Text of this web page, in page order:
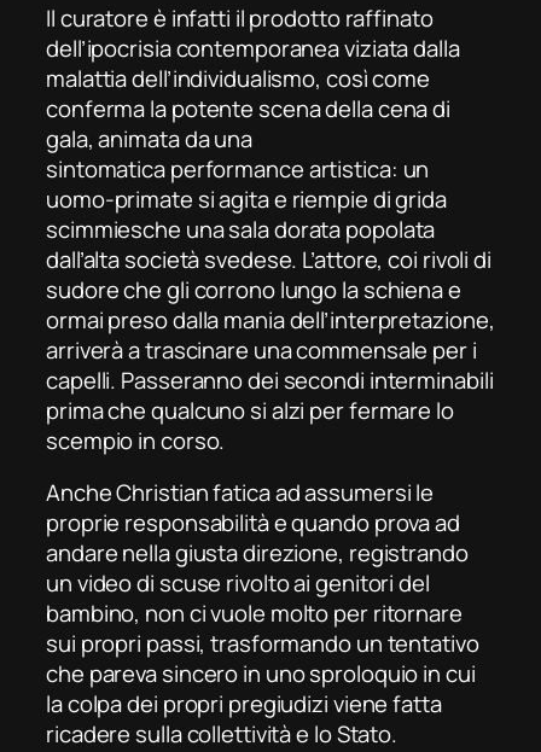
Il curatore è infatti il prodotto raffinato
dell’ipocrisia contemporanea viziata dalla
malattia dell’individualismo, così come
conferma la potente scena della cena di
gala, animata da una
sintomaticaperformanceartistica: un
uomo-primate si agita e riempie di grida
scimmiesche una sala dorata popolata
dall’alta società svedese. L’attore, coi rivoli di
sudore che gli corrono lungo la schiena e
ormai preso dalla mania dell’interpretazione,
arriverà a trascinare una commensale per i
capelli. Passeranno dei secondi interminabili
prima che qualcuno si alzi per fermare lo
scempio in corso.
Anche Christian fatica ad assumersi le
proprie responsabilità e quando prova ad
andare nella giusta direzione, registrando
un video di scuse rivolto ai genitori del
bambino, non ci vuole molto per ritornare
sui propri passi, trasformando un tentativo
che pareva sincero in uno sproloquio in cui
la colpa dei propri pregiudizi viene fatta
ricadere sulla collettività e lo Stato.